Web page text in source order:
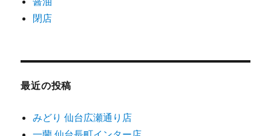
閉店
最近の投稿
みどり 仙台広瀬通り店